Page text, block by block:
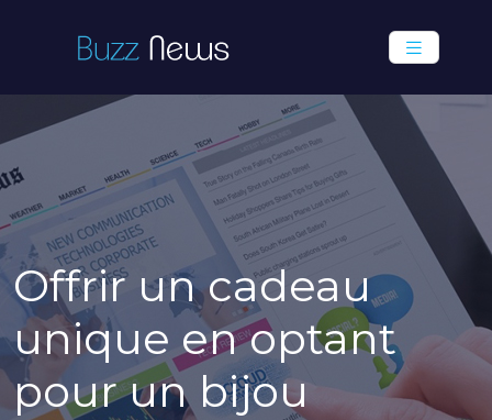
Offrir un cadeau
unique en optant
pour un bijou